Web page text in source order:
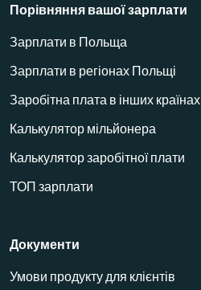
Порівняння вашої зарплати
Зарплати в Польща
Зарплати в регіонах Польщі
Заробітна плата в інших країнах
Калькулятор мільйонера
Калькулятор заробітної плати
ТОП зарплати
Документи
Умови продукту для клієнтів